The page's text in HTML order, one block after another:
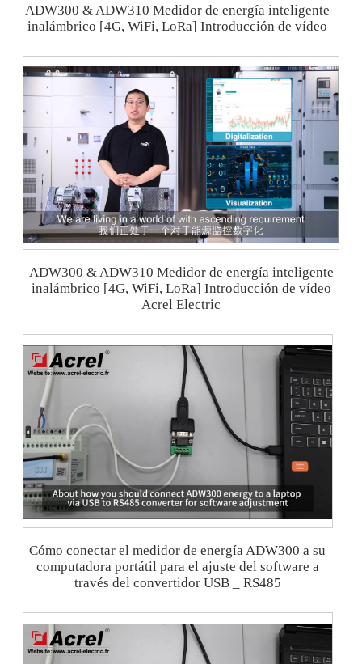
ADW300 & ADW310 Medidor de energía inteligente
inalámbrico [4G, WiFi, LoRa] Introducción de vídeo
ADW300 & ADW310 Medidor de energía inteligente
inalámbrico [4G, WiFi, LoRa] Introducción de vídeo
Acrel Electric
Cómo conectar el medidor de energía ADW300 a su
computadora portátil para el ajuste del software a
través del convertidor USB _ RS485